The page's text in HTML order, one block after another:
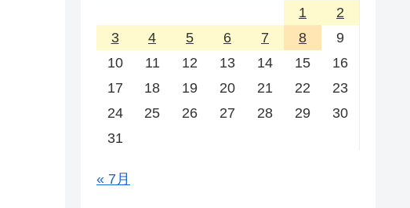
1
2
3
4 5 6 7 8
9
10
11 12 13 14 15
16
17
18 19 20 21 22
23
24
25 26 27 28 29
30
31
« 7月